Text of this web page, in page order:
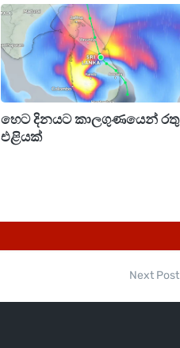
හෙට දිනයට කාලගුණයෙන් රතු
එළියක්
Next Post